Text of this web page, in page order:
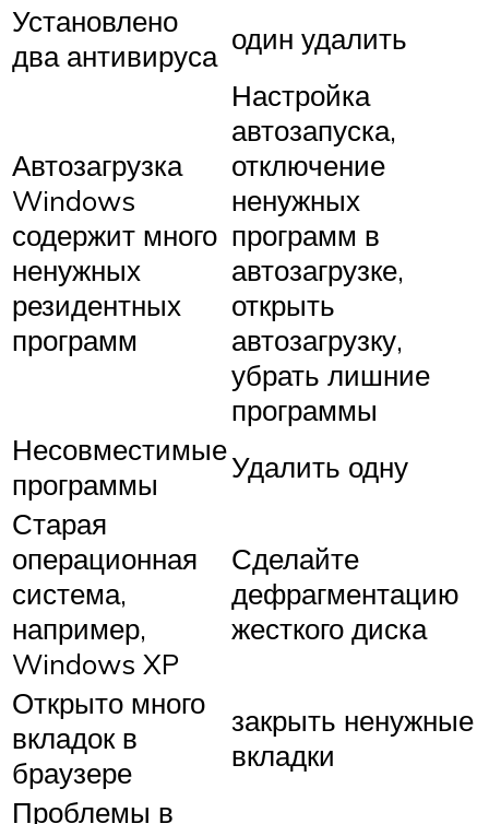
Установлено
два антивируса один удалить
Автозагрузка
Windows
содержит много
ненужных
резидентных
программ
Настройка
автозапуска,
отключение
ненужных
программ в
автозагрузке,
открыть
автозагрузку,
убрать лишние
программы
Несовместимые
программы
Удалить одну
Старая
операционная
система,
например,
Windows XP
Сделайте
дефрагментацию
жесткого диска
Открыто много
вкладок в
браузере
закрыть ненужные
вкладки
Проблемы в